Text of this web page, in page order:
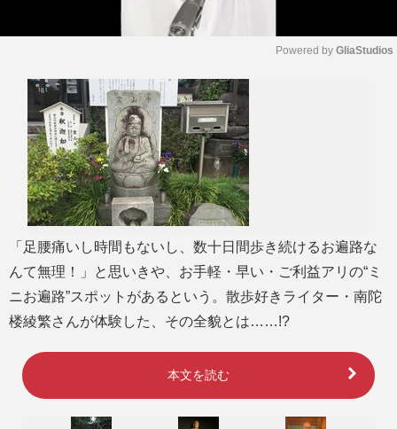
Powered by GliaStudios
「足腰痛いし時間もないし、数十日間歩き続けるお遍路な
んて無理！」と思いきや、お手軽・早い・ご利益アリの“ミ
ニお遍路”スポットがあるという。散歩好きライター・南陀
楼綾繁さんが体験した、その全貌とは……!?
本文を読む